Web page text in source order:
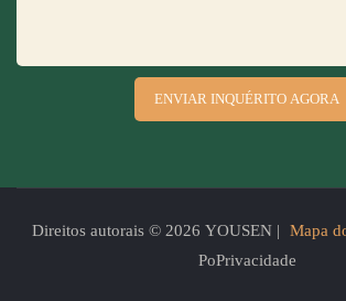
ENVIAR INQUÉRITO AGORA
Direitos autorais © 2026 YOUSEN | Mapa
PoPrivacidade